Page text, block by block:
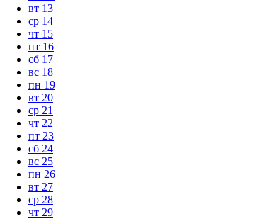
вт 13
ср 14
чт 15
пт 16
сб 17
вс 18
пн 19
вт 20
ср 21
чт 22
пт 23
сб 24
вс 25
пн 26
вт 27
ср 28
чт 29